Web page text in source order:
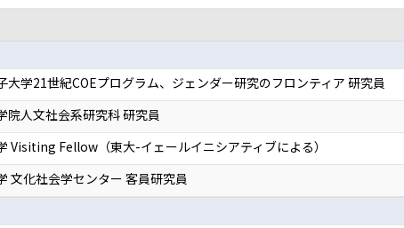
大学21世紀COEプログラム、ジェンダー研究のフロンティア 研究員
院人文社会系研究科 研究員
Visiting Fellow（東大-イェールイニシアティブによる）
文化社会学センター 客員研究員